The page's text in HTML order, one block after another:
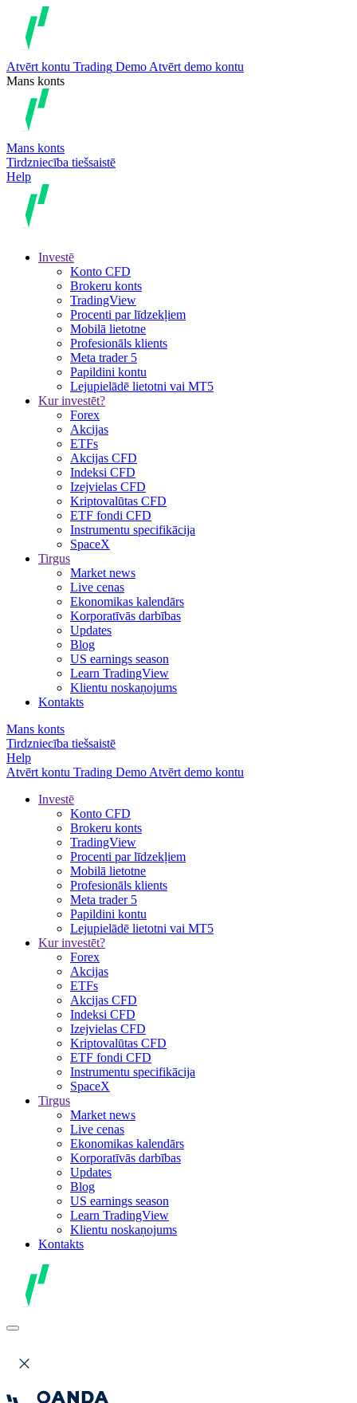
Atvērt kontu Trading Demo Atvērt demo kontu
Mans konts
Mans konts
Tirdzniecība tiešsaistē
Help
Investē
Konto CFD
Brokeru konts
TradingView
Procenti par līdzekļiem
Mobilā lietotne
Profesionāls klients
Meta trader 5
Papildini kontu
Lejupielādē lietotni vai MT5
Kur investēt?
Forex
Akcijas
ETFs
Akcijas CFD
Indeksi CFD
Izejvielas CFD
Kriptovalūtas CFD
ETF fondi CFD
Instrumentu specifikācija
SpaceX
Tirgus
Market news
Live cenas
Ekonomikas kalendārs
Korporatīvās darbības
Updates
Blog
US earnings season
Learn TradingView
Klientu noskaņojums
Kontakts
Mans konts
Tirdzniecība tiešsaistē
Help
Atvērt kontu Trading Demo Atvērt demo kontu
Investē
Konto CFD
Brokeru konts
TradingView
Procenti par līdzekļiem
Mobilā lietotne
Profesionāls klients
Meta trader 5
Papildini kontu
Lejupielādē lietotni vai MT5
Kur investēt?
Forex
Akcijas
ETFs
Akcijas CFD
Indeksi CFD
Izejvielas CFD
Kriptovalūtas CFD
ETF fondi CFD
Instrumentu specifikācija
SpaceX
Tirgus
Market news
Live cenas
Ekonomikas kalendārs
Korporatīvās darbības
Updates
Blog
US earnings season
Learn TradingView
Klientu noskaņojums
Kontakts